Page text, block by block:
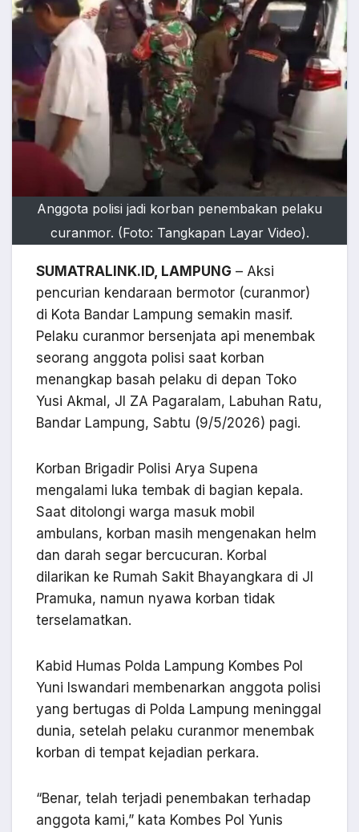
Anggota polisi jadi korban penembakan pelaku
curanmor. (Foto: Tangkapan Layar Video).
SUMATRALINK.ID, LAMPUNG – Aksi
pencurian kendaraan bermotor (curanmor)
di Kota Bandar Lampung semakin masif.
Pelaku curanmor bersenjata api menembak
seorang anggota polisi saat korban
menangkap basah pelaku di depan Toko
Yusi Akmal, Jl ZA Pagaralam, Labuhan Ratu,
Bandar Lampung, Sabtu (9/5/2026) pagi.
Korban Brigadir Polisi Arya Supena
mengalami luka tembak di bagian kepala.
Saat ditolongi warga masuk mobil
ambulans, korban masih mengenakan helm
dan darah segar bercucuran. Korbal
dilarikan ke Rumah Sakit Bhayangkara di Jl
Pramuka, namun nyawa korban tidak
terselamatkan.
Kabid Humas Polda Lampung Kombes Pol
Yuni Iswandari membenarkan anggota polisi
yang bertugas di Polda Lampung meninggal
dunia, setelah pelaku curanmor menembak
korban di tempat kejadian perkara.
“Benar, telah terjadi penembakan terhadap
anggota kami,” kata Kombes Pol Yunis